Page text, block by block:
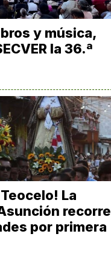
y música,
la 36.ª
La
recorre
por primera